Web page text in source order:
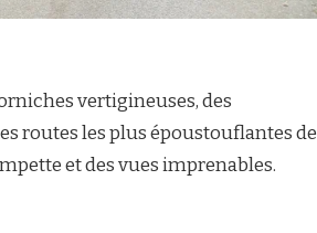
vertigineuses, des
routes les plus époustouflantes de
et des vues imprenables.